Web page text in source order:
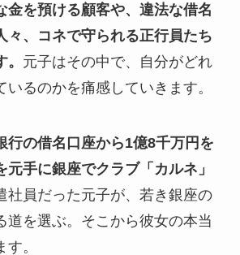
金を預ける顧客や、違法な借名
々、コネで守られる正行員たち
元子はその中で、自分がどれ
いるのかを痛感していきます。
行の借名口座から1億8千万円を
手に銀座でクラブ「カルネ」
社員だった元子が、若き銀座の
道を選ぶ。そこから彼女の本当
。